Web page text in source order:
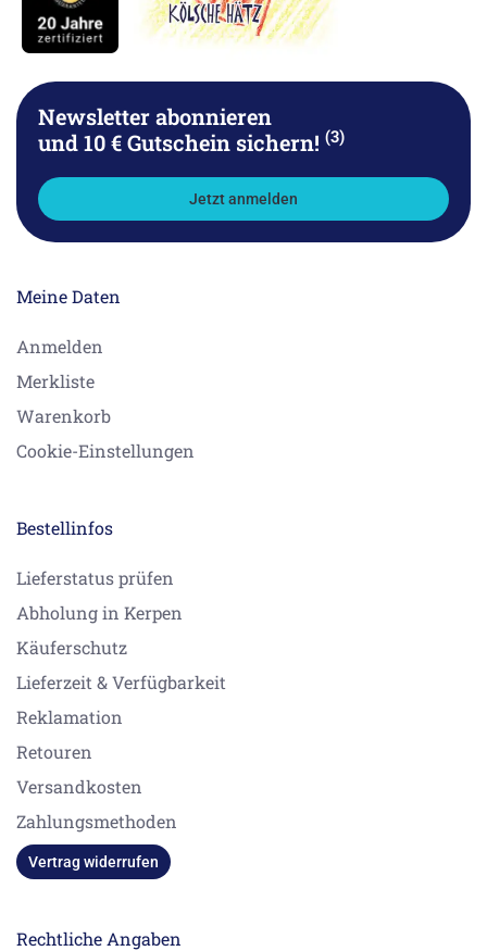
Newsletter abonnieren
und 10 € Gutschein sichern! (3)
Jetzt anmelden
Meine Daten
Anmelden
Merkliste
Warenkorb
Cookie-Einstellungen
Bestellinfos
Lieferstatus prüfen
Abholung in Kerpen
Käuferschutz
Lieferzeit & Verfügbarkeit
Reklamation
Retouren
Versandkosten
Zahlungsmethoden
Vertrag widerrufen
Rechtliche Angaben